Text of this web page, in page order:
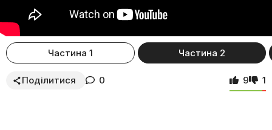
Частина 1 Частина 2
Поділитися 0 9 1